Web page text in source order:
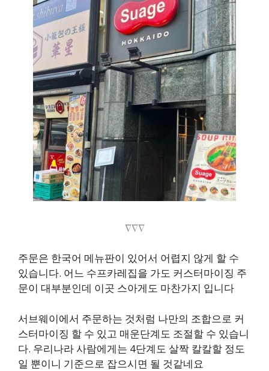
∇∇∇
주문은 한국어 메뉴판이 있어서 어렵지 않게 할 수
있습니다. 어느 수프카레집을 가도 커스터마이징 주
문이 대부분인데 이곳 스아게도 마찬가지 입니다
서브웨이에서 주문하는 것처럼 나만의 조합으로 커
스터마이징 할 수 있고 매운단계도 조절할 수 있습니
다. 우리나라 사람에게는 4단계도 살짝 칼칼할 정도
일 뿐이니 기준으로 잡으시면 될 것같네요